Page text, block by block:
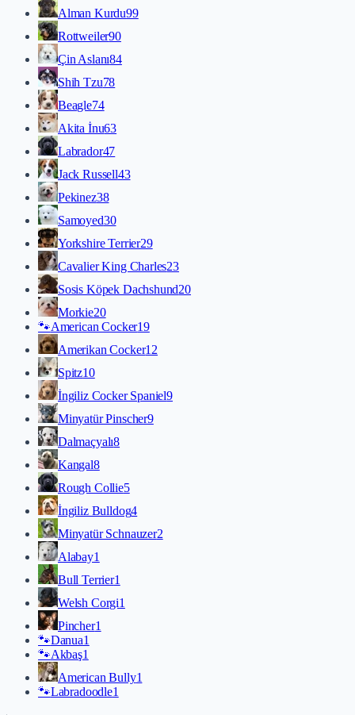
Alman Kurdu99
Rottweiler90
Çin Aslanı84
Shih Tzu78
Beagle74
Akita İnu63
Labrador47
Jack Russell43
Pekinez38
Samoyed30
Yorkshire Terrier29
Cavalier King Charles23
Sosis Köpek Dachshund20
Morkie20
🐾American Cocker19
Amerikan Cocker12
Spitz10
İngiliz Cocker Spaniel9
Minyatür Pinscher9
Dalmaçyalı8
Kangal8
Rough Collie5
İngiliz Bulldog4
Minyatür Schnauzer2
Alabay1
Bull Terrier1
Welsh Corgi1
Pincher1
🐾Danua1
🐾Akbaş1
American Bully1
🐾Labradoodle1